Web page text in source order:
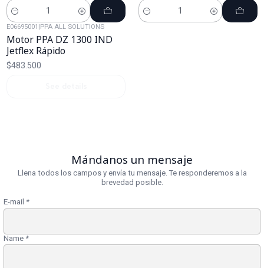
Cantidad Cantidad
E06695001 |PPA ALL SOLUTIONS
Motor PPA DZ 1300 IND
Jetflex Rápido
$483.500
Mándanos un mensaje
Llena todos los campos y envía tu mensaje. Te responderemos a la
brevedad posible.
E-mail *
Name*